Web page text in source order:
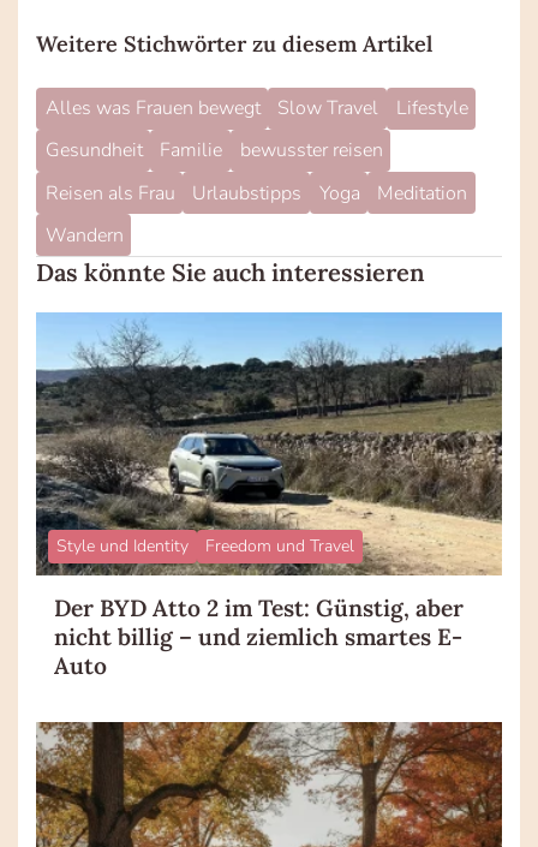
Weitere Stichwörter zu diesem Artikel
Alles was Frauen bewegt Slow Travel
Lifestyle
Gesundheit
Familie
bewusster reisen
Reisen als Frau
Urlaubstipps Yoga
Meditation
Wandern
Das könnte Sie auch interessieren
Style und Identity Freedom und Travel
Der BYD Atto 2 im Test: Günstig, aber
nicht billig – und ziemlich smartes E-
Auto